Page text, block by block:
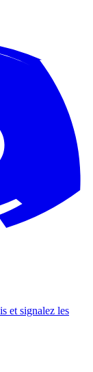
et signalez les